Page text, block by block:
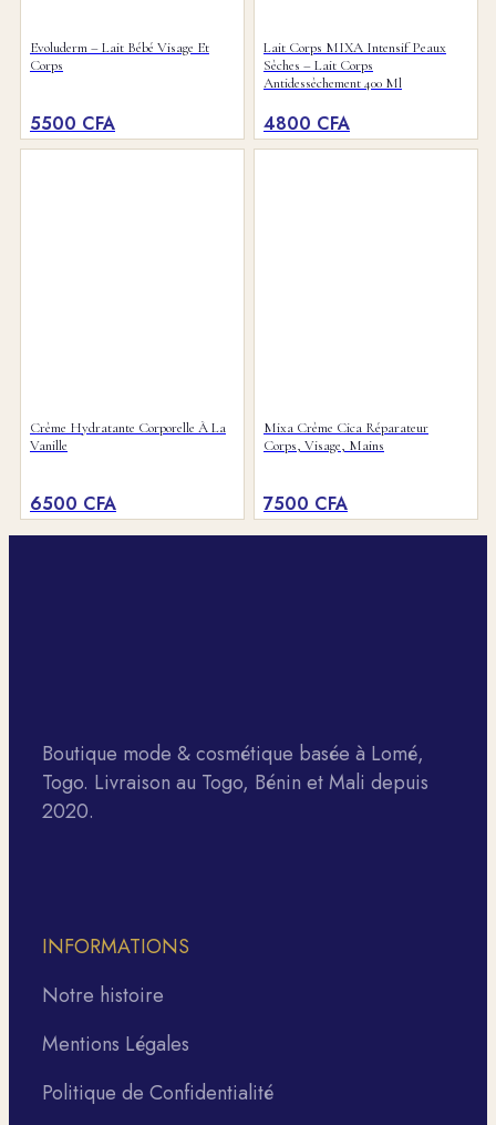
Evoluderm – Lait Bébé Visage Et
Corps
5500 CFA
Lait Corps MIXA Intensif Peaux
Sèches – Lait Corps
Antidessèchement 400 Ml
4800 CFA
Crème Hydratante Corporelle À La
Vanille
6500 CFA
Mixa Crème Cica Réparateur
Corps, Visage, Mains
7500 CFA
Boutique mode & cosmétique basée à Lomé,
Togo. Livraison au Togo, Bénin et Mali depuis
2020.
INFORMATIONS
Notre histoire
Mentions Légales
Politique de Confidentialité